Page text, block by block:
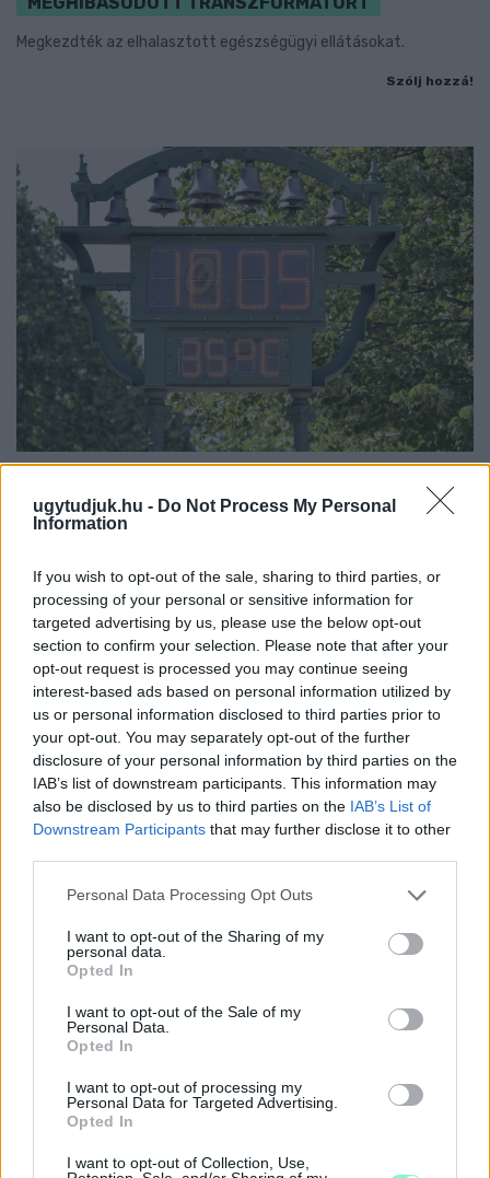
ugytudjuk.hu - Do Not Process My Personal
Information
If you wish to opt-out of the sale, sharing to third parties, or
processing of your personal or sensitive information for
targeted advertising by us, please use the below opt-out
section to confirm your selection. Please note that after your
opt-out request is processed you may continue seeing
interest-based ads based on personal information utilized by
us or personal information disclosed to third parties prior to
your opt-out. You may separately opt-out of the further
disclosure of your personal information by third parties on the
IAB’s list of downstream participants. This information may
also be disclosed by us to third parties on the IAB’s List of
Downstream Participants that may further disclose it to other
Please note that this website/app uses one or more Google
not limited to your visit or usage behaviour. You may click to
grant or deny consent to Google and its third-party tags to
use your data for below specified purposes in below Google
consent section.
Personal Data Processing Opt Outs
I want to opt-out of the Sharing of my
personal data.
Opted In
I want to opt-out of the Sale of my
Personal Data.
Opted In
I want to opt-out of processing my
Personal Data for Targeted Advertising.
Opted In
I want to opt-out of Collection, Use,
Megkezdték az elhalasztott egészségügyi ellátásokat.
Szólj hozzá!
NINCS VÉGE: SZOMBATTÓL MÁR “CSAK”
MÁSODFOKÚ RIASZTÁS LESZ ÉRVÉNYBEN
a tartós meleg miatt továbbra is fokozott óvatosságra van
szükség.
Szólj hozzá!
KÉT RÉSZLETBEN ÉRKEZIK A 100 EZER FORINTOS
IGÉNYELNI
Az első 50 ezer forintot még a tanévkezdés előtt folyósítja a
Magyar Államkincstár, a második részlet novemberben, utalvány